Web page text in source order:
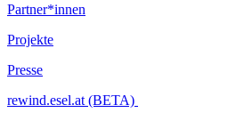
Partner*innen
Projekte
Presse
rewind.esel.at (BETA)